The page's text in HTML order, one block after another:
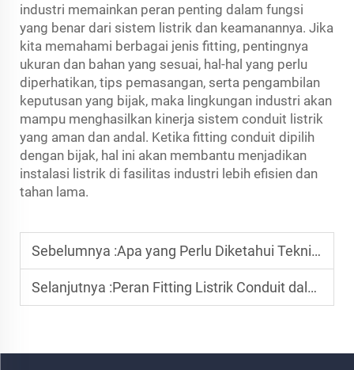
industri memainkan peran penting dalam fungsi
yang benar dari sistem listrik dan keamanannya. Jika
kita memahami berbagai jenis fitting, pentingnya
ukuran dan bahan yang sesuai, hal-hal yang perlu
diperhatikan, tips pemasangan, serta pengambilan
keputusan yang bijak, maka lingkungan industri akan
mampu menghasilkan kinerja sistem conduit listrik
yang aman dan andal. Ketika fitting conduit dipilih
dengan bijak, hal ini akan membantu menjadikan
instalasi listrik di fasilitas industri lebih efisien dan
tahan lama.
Sebelumnya :Apa yang Perlu Diketahui Teknisi Listrik tentang Kesalahan Pemasangan Kabel Stop Kontak GFCI
Selanjutnya :Peran Fitting Listrik Conduit dalam Proyek Kabel Bawah Tanah